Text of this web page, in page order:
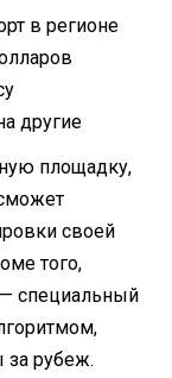
в регионе
другие
площадку,
своей
того,
специальный
за рубеж.